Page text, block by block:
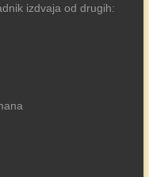
izdvaja od drugih: